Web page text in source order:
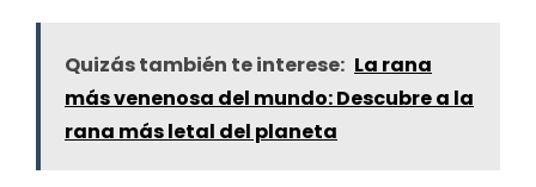
Quizás también te interese: La rana
más venenosa del mundo: Descubre a la
rana más letal del planeta